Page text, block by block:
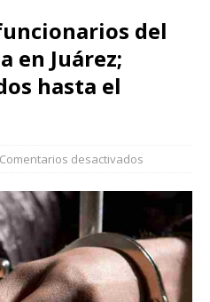
del
en Juárez;
hasta el
Comentarios desactivados